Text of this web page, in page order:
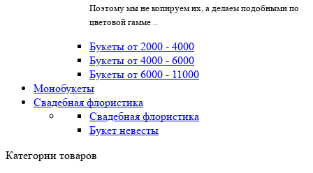
Поэтому мы не копируем их, а делаем подобными по
цветовой гамме ..
Букеты от 2000 - 4000
Букеты от 4000 - 6000
Букеты от 6000 - 11000
Монобукеты
Свадебная флористика
Свадебная флористика
Букет невесты
Категории товаров